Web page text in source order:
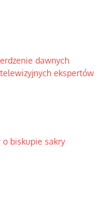
dawnych
ekspertów
o biskupie sakry